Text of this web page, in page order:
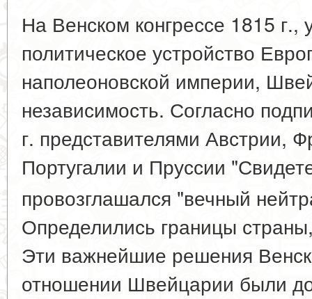
На Венском конгрессе 1815
политическое устройство
наполеоновской империи,
независимость. Согласно
г. представителями Австрии,
Португалии и Пруссии
провозглашался "вечный
Определились границы
Эти важнейшие решения
отношении Швейцарии были